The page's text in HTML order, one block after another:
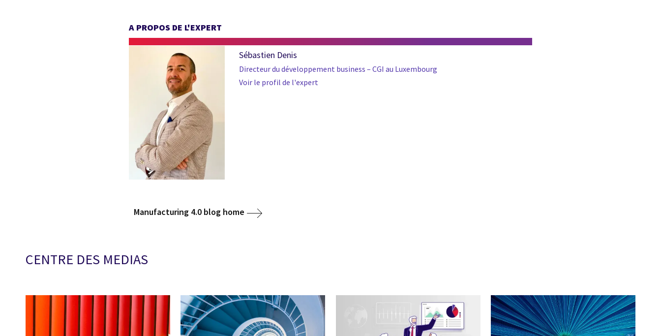
A PROPOS DE L'EXPERT
Sébastien Denis
Directeur du développement business – CGI au Luxembourg
Voir le profil de l'expert
Manufacturing 4.0 blog home
CENTRE DES MEDIAS